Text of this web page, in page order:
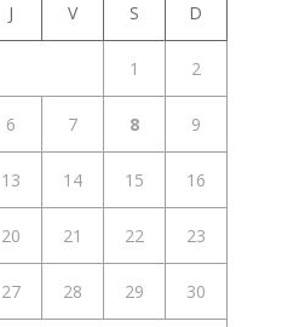
J V S D
1 2
6 7 8 9
13 14 15 16
20 21 22 23
27 28 29 30